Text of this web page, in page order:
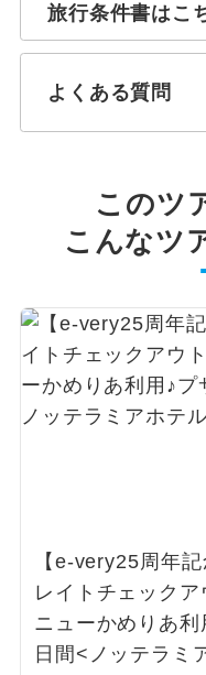
旅行条件書はこ
よくある質問
このツ
こんなツ
【e-very25周年
レイトチェックア
ニューかめりあ利
日間<ノッテラミ